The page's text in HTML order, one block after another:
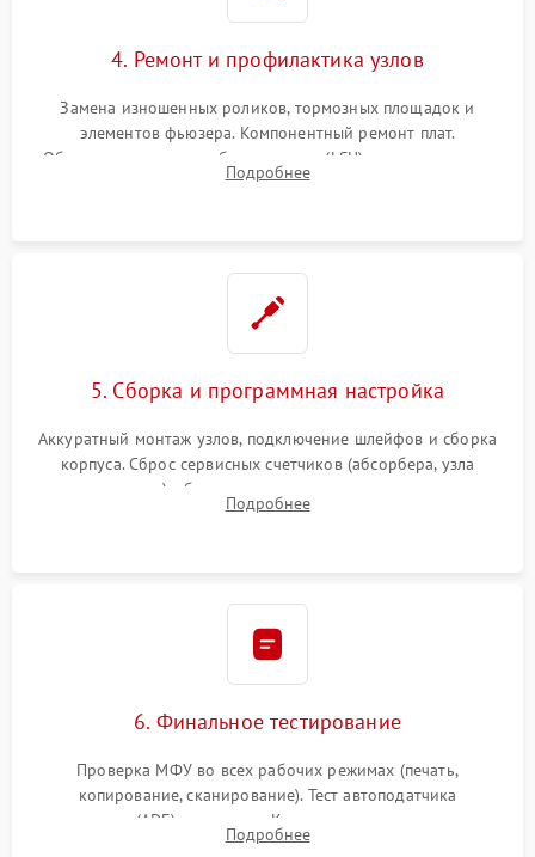
4. Ремонт и профилактика узлов
Замена изношенных роликов, тормозных площадок и
элементов фьюзера. Компонентный ремонт плат.
Обязательная очистка блока лазера (LSU), зеркал и тракта
печати от просыпанного тонера и бумажной пыли.
Подробнее
5. Сборка и программная настройка
Аккуратный монтаж узлов, подключение шлейфов и сборка
корпуса. Сброс сервисных счетчиков (абсорбера, узла
закрепления), обновление прошивки и программная
калибровка цветопередачи и позиционирования сканера.
Подробнее
6. Финальное тестирование
Проверка МФУ во всех рабочих режимах (печать,
копирование, сканирование). Тест автоподатчика
документов (ADF) и дуплекса. Контроль качества отпечатка
на отсутствие серого фона, полос и надежность запекания
Подробнее